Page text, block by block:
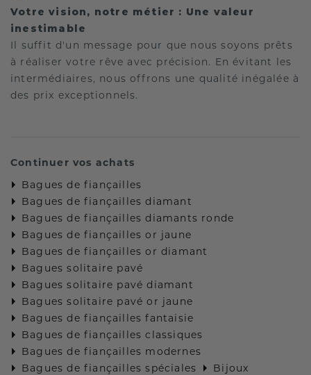
Votre vision, notre métier : Une valeur
inestimable
Il suffit d'un message pour que nous soyons prêts
à réaliser votre rêve avec précision. En évitant les
intermédiaires, nous offrons une qualité inégalée à
des prix exceptionnels.
Continuer vos achats
Bagues de fiançailles
Bagues de fiançailles diamant
Bagues de fiançailles diamants ronde
Bagues de fiançailles or jaune
Bagues de fiançailles or diamant
Bagues solitaire pavé
Bagues solitaire pavé diamant
Bagues solitaire pavé or jaune
Bagues de fiançailles fantaisie
Bagues de fiançailles classiques
Bagues de fiançailles modernes
Bagues de fiançailles spéciales
Bijoux